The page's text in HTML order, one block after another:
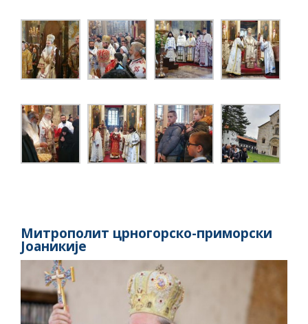
Митрополит црногорско-приморски
Јоаникије